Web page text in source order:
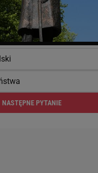
NASTĘPNE PYTANIE